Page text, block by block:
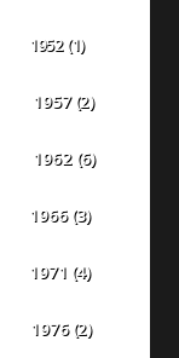
1952(1)
1957(2)
1962(6)
1966(3)
1971 (4)
1976(2)